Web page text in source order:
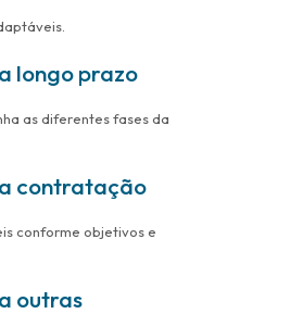
longo prazo
as diferentes fases da
contratação
conforme objetivos e
outras